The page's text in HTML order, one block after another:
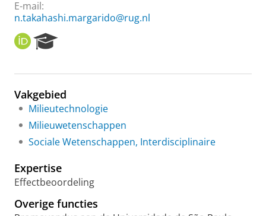
E-mail:
n.takahashi.margarido@rug.nl
O
R
I
e
r
c
h
o
t
a
Vakgebied
Milieutechnologie
Milieuwetenschappen
Sociale Wetenschappen, Interdisciplinaire
Expertise
Effectbeoordeling
Overige functies